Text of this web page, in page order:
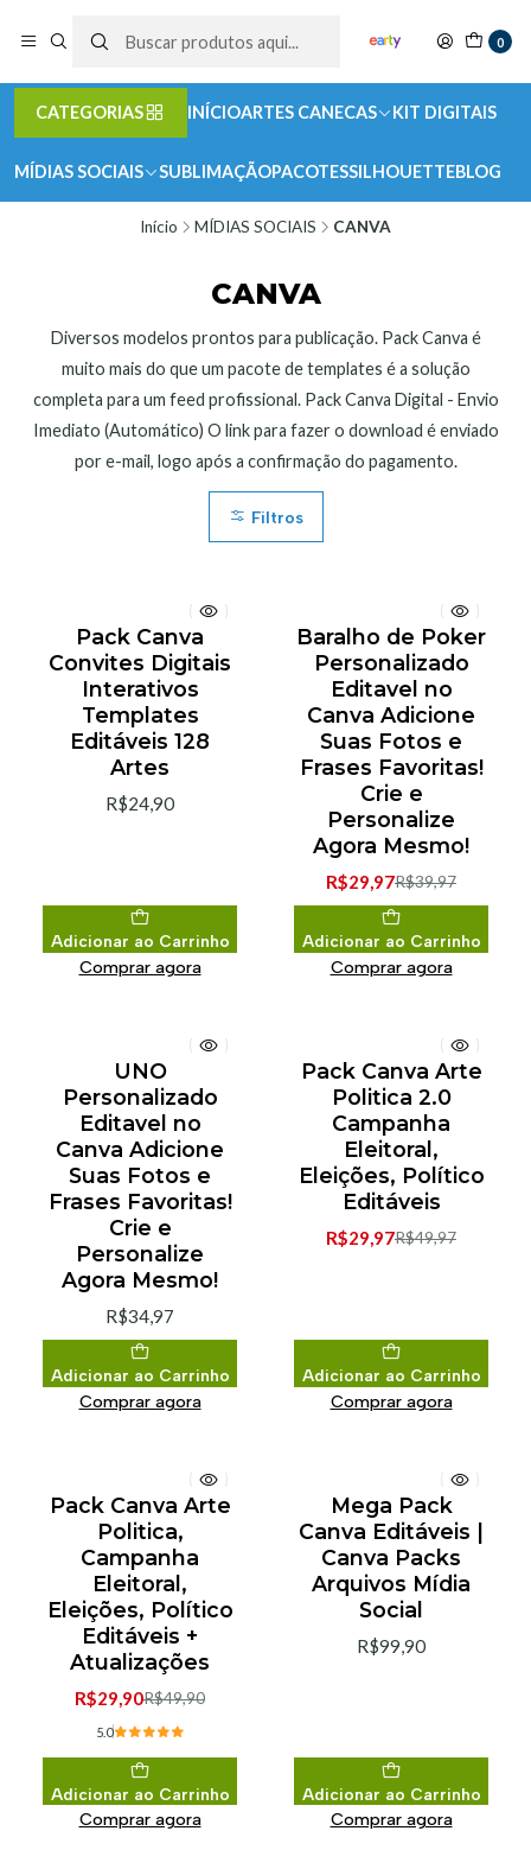
0
CATEGORIAS INÍCIOARTES CANECAS KIT DIGITAIS
MÍDIAS SOCIAIS SUBLIMAÇÃOPACOTESSILHOUETTEBLOG
Início MÍDIAS SOCIAIS CANVA
CANVA
Diversos modelos prontos para publicação. Pack Canva é
muito mais do que um pacote de templates é a solução
completa para um feed profissional. Pack Canva Digital - Envio
Imediato (Automático) O link para fazer o download é enviado
por e-mail, logo após a confirmação do pagamento.
Filtros
Pack Canva
Convites Digitais
Interativos
Templates
Editáveis 128
Artes
R$24,90
Adicionar ao Carrinho
Comprar agora
-25% de desconto
Baralho de Poker
Personalizado
Editavel no
Canva Adicione
Suas Fotos e
Frases Favoritas!
Crie e
Personalize
Agora Mesmo!
R$29,97R$39,97
Adicionar ao Carrinho
Comprar agora
UNO
Personalizado
Editavel no
Canva Adicione
Suas Fotos e
Frases Favoritas!
Crie e
Personalize
Agora Mesmo!
R$34,97
Adicionar ao Carrinho
Comprar agora
-40% de desconto
Pack Canva Arte
Politica 2.0
Campanha
Eleitoral,
Eleições, Político
Editáveis
R$29,97R$49,97
Adicionar ao Carrinho
Comprar agora
-40% de desconto
Pack Canva Arte
Politica,
Campanha
Eleitoral,
Eleições, Político
Editáveis +
Atualizações
R$29,90R$49,90
5.0
Adicionar ao Carrinho
Comprar agora
Mega Pack
Canva Editáveis |
Canva Packs
Arquivos Mídia
Social
R$99,90
Adicionar ao Carrinho
Comprar agora